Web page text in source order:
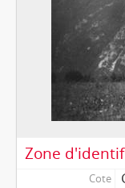
Zone
Cote